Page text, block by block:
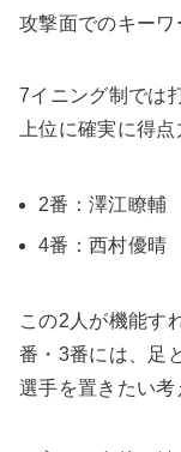
攻撃面でのキーワ
7イニング制では
上位に確実に得
2番：澤江瞭輔
4番：西村優晴
この2人が機能す
番・3番には、足
選手を置きたい考